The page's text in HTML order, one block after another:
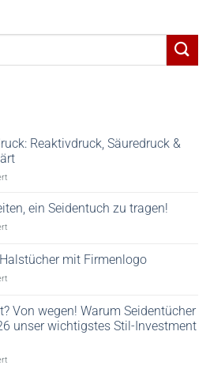
Reaktivdruck, Säuredruck &
Textildruck:
Reaktivdruck,
Veredelung
ein Seidentuch zu tragen!
Möglichkeiten,
ein
tragen!
mit Firmenlogo
und
Halstücher
mit
Von wegen! Warum Seidentücher
unser wichtigstes Stil-Investment